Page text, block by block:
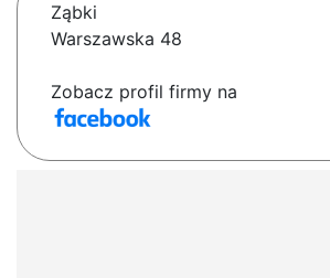
Ząbki
Warszawska 48
Zobacz profil firmy na